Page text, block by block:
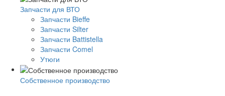
Запчасти для ВТО
Запчасти Bieffe
Запчасти Silter
Запчасти Battistella
Запчасти Comel
Утюги
Собственное производство